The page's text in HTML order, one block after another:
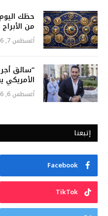
من
أغسطس 7, 2026
“سائق
الأمريكي
أغسطس 6, 2026
إتبعنا
Facebook
TikTok